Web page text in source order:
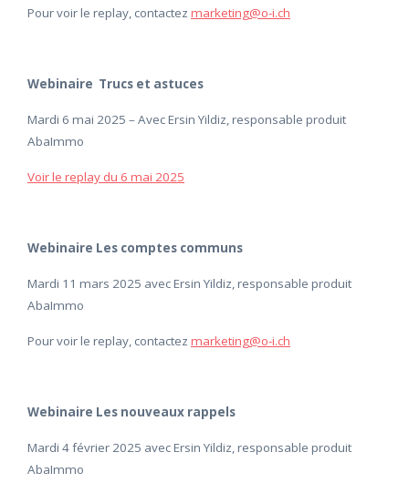
Pour voir le replay, contactez marketing@o-i.ch
Webinaire Trucs et astuces
Mardi 6 mai 2025 – Avec Ersin Yildiz, responsable produit
AbaImmo
Voir le replay du 6 mai 2025
Webinaire Les comptes communs
Mardi 11 mars 2025 avec Ersin Yildiz, responsable produit
AbaImmo
Pour voir le replay, contactez marketing@o-i.ch
Webinaire Les nouveaux rappels
Mardi 4 février 2025 avec Ersin Yildiz, responsable produit
AbaImmo